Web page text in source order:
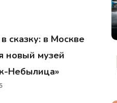
сказку: в Москве
новый музей
Небылица»